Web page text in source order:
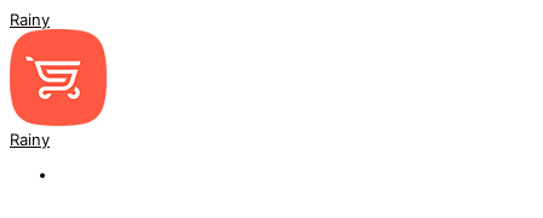
Rainy
Rainy